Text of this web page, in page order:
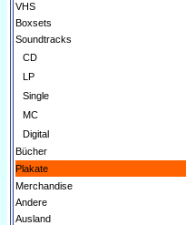
VHS
Boxsets
Soundtracks
CD
LP
Single
MC
Digital
Bücher
Plakate
Merchandise
Andere
Ausland